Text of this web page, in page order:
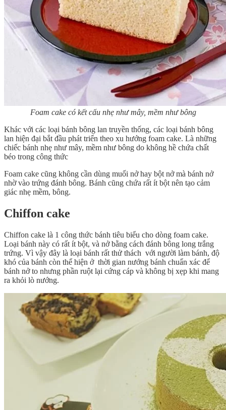
Foam cake có kết cấu nhẹ như mây, mềm như bông
Khác với các loại bánh bông lan truyền thống, các loại bánh bông
lan hiện đại bắt đầu phát triển theo xu hướng foam cake. Là những
chiếc bánh nhẹ như mây, mềm như bông do không hề chứa chất
béo trong công thức
Foam cake cũng không cần dùng muối nở hay bột nở mà bánh nở
nhờ vào trứng đánh bông. Bánh cũng chứa rất ít bột nên tạo cảm
giác nhẹ mềm, bông.
Chiffon cake
Chiffon cake là 1 công thức bánh tiêu biểu cho dòng foam cake.
Loại bánh này có rất ít bột, và nở bằng cách đánh bông long trắng
trứng. Vì vậy đây là loại bánh rất thử thách với người làm bánh, độ
khó của bánh còn thể hiện ở thời gian nướng bánh chuẩn xác để
bánh nở to nhưng phần ruột lại cứng cáp và không bị xẹp khi mang
ra khỏi lò nướng.